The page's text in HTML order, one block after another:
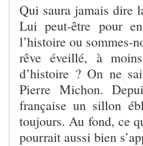
Qui saura jamais dire
Lui peut-être pour
l’histoire ou sommes-
rêve éveillé, à
d’histoire ? On ne
Pierre Michon.
française un sillon
toujours. Au fond, ce
pourrait aussi bien